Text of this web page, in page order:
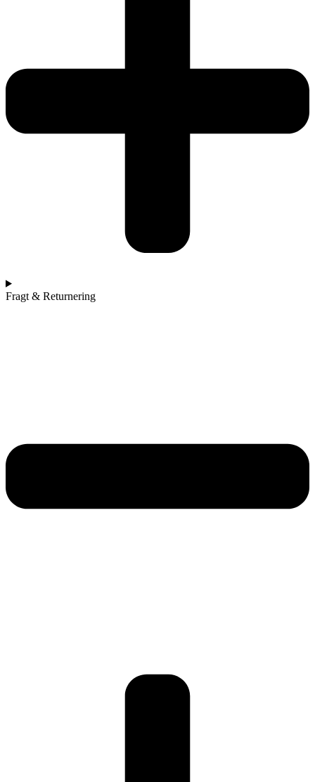
Fragt & Returnering